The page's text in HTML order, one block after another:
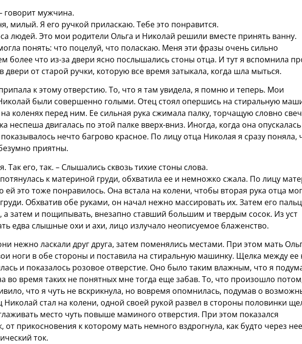
говорит мужчина.
милый. Я его ручкой приласкаю. Тебе это понравится.
людей. Это мои родители Ольга и Николай решили вместе принять ванну.
понять: что поцелуй, что поласкаю. Меня эти фразы очень сильно
более что из-за двери ясно послышались стоны отца. И тут я вспомнила
от старой ручки, которую все время затыкала, когда шла мыться.
к этому отверстию. То, что я там увидела, я помню и теперь. Мои
были совершенно голыми. Отец стоял опершись на стиральную
коленях перед ним. Ее сильная рука сжимала палку, торчащую словно
неспеша двигалась по этой палке вверх-вниз. Иногда, когда она опускалась
нечто багрово красное. По лицу отца Николая я сразу поняла,
приятны.
Так его, так. – Слышались сквозь тихие стоны слова.
к материной груди, обхватила ее и немножко сжала. По лицу
ей это тоже понравилось. Она встала на колени, чтобы вторая рука отца
Обхватив обе руками, он начал нежно массировать их. Затем его
а затем и пощипывать, внезапно ставший большим и твердым сосок. Из уст
едва слышные охи и ахи, лицо излучало неописуемое блаженство.
нежно ласкали друг друга, затем поменялись местами. При этом мать
ноги в обе стороны и поставила на стиральную машинку. Щелка между ее
и показалось розовое отверстие. Оно было таким влажным, что я
во время таких не понятных мне тогда еще забав. То, что произошло
что я чуть не вскрикнула, но вовремя опомнилась, подумав о
Николай стал на колени, одной своей рукой развел в стороны половинки
место чуть повыше маминого отверстия. При этом показался
от прикосновения к которому мать немного вздрогнула, как будто через нее
ток.